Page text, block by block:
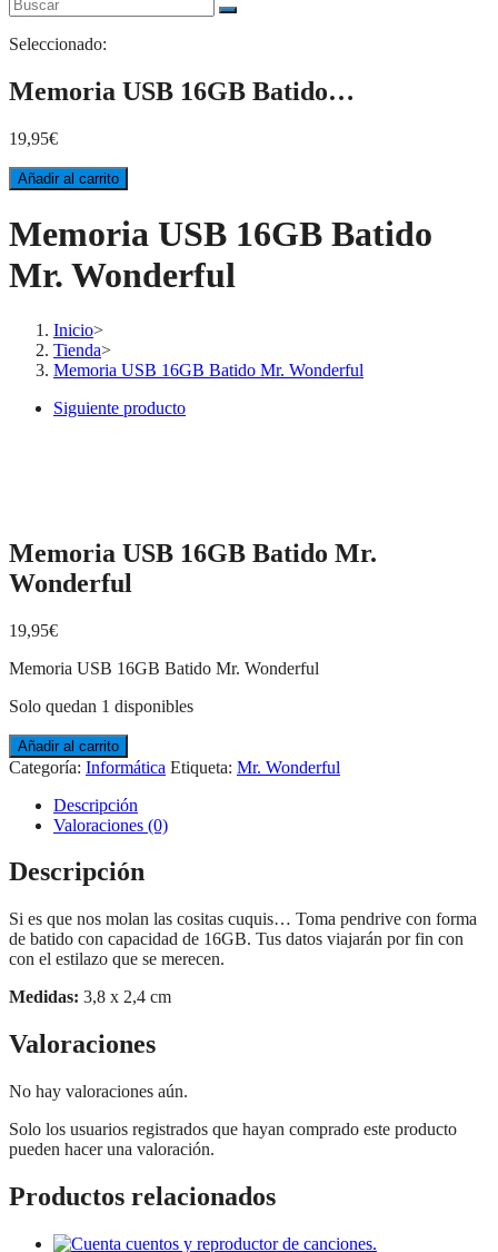
Seleccionado:
Memoria USB 16GB Batido…
19,95€
Añadir al carrito
Memoria USB 16GB Batido
Mr. Wonderful
Inicio>
Tienda>
Memoria USB 16GB Batido Mr. Wonderful
Siguiente producto
Memoria USB 16GB Batido Mr.
Wonderful
19,95€
Memoria USB 16GB Batido Mr. Wonderful
Solo quedan 1 disponibles
Añadir al carrito
Categoría: Informática Etiqueta: Mr. Wonderful
Descripción
Valoraciones (0)
Descripción
Si es que nos molan las cositas cuquis… Toma pendrive con forma
de batido con capacidad de 16GB. Tus datos viajarán por fin con
con el estilazo que se merecen.
Medidas: 3,8 x 2,4 cm
Valoraciones
No hay valoraciones aún.
Solo los usuarios registrados que hayan comprado este producto
pueden hacer una valoración.
Productos relacionados